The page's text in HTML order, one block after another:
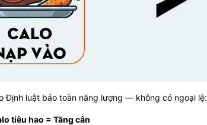
Định luật bảo toàn năng lượng — không có ngoại lệ:
tiêu hao = Tăng cân